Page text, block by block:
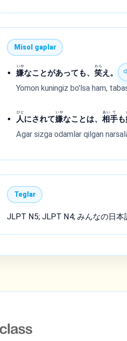
Misol gaplar
嫌
いや
なことがあっても、笑
わら
え。
Yomon kuningiz bo'lsa ham,
人
ひと
にされて嫌
いや
なことは、相
あい
手
て
も
Agar sizga odamlar qilgan
Teglar
JLPT N5; JLPT N4; みんなの日本